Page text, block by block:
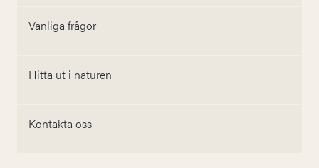
Vanliga frågor
Hitta ut i naturen
Kontakta oss